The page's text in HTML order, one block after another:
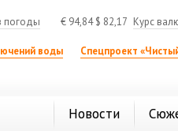
погоды € 94,84$ 82,17 Курс
воды
Спецпроект
Новости